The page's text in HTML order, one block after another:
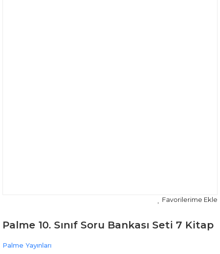
Palme 10. Sınıf Soru Bankası Seti 7 Kitap
Palme Yayınları